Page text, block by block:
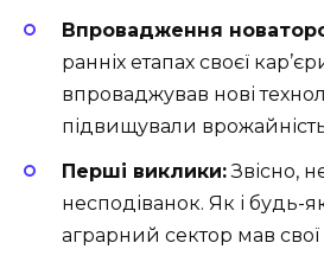
Впровадження
ранніх етапах своєї
впроваджував нові
підвищували
Перші виклики:Звісно,
несподіванок. Як і будь-
аграрний сектор мав свої